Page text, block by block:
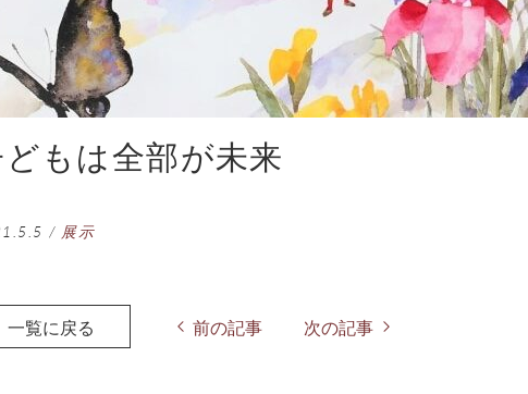
もは全部が未来
/ 展示
一覧に戻る 前の記事 次の記事